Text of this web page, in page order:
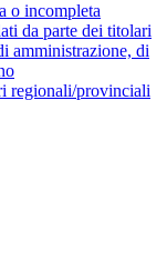
o incompleta
da parte dei titolari
amministrazione, di
regionali/provinciali